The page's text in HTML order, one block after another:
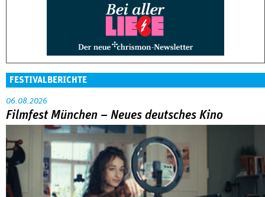
FESTIVALBERICHTE
06.08.2026
Filmfest München – Neues deutsches Kino